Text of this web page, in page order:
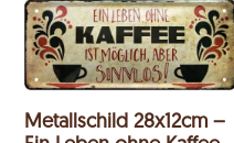
Metallschild 28x12cm –